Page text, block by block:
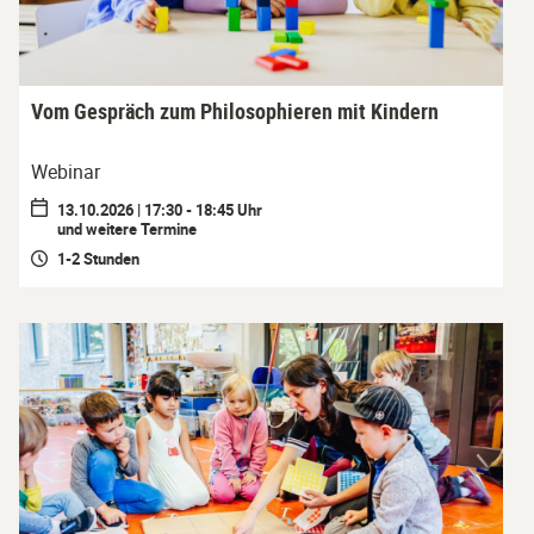
Vom Gespräch zum Philosophieren mit Kindern
Webinar
13.10.2026 | 17:30 - 18:45 Uhr
und weitere Termine
1-2 Stunden